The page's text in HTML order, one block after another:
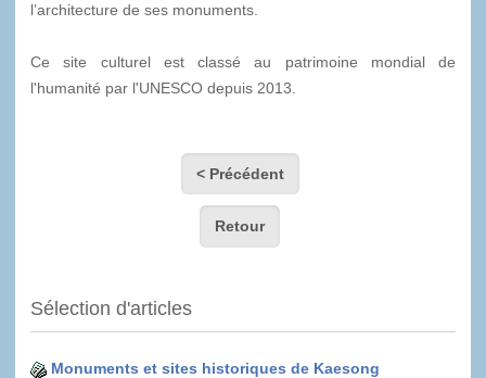
l’architecture de ses monuments.
Ce site culturel est classé au patrimoine mondial de
l'humanité par l'UNESCO depuis 2013.
< Précédent
Retour
Sélection d'articles
Monuments et sites historiques de Kaesong